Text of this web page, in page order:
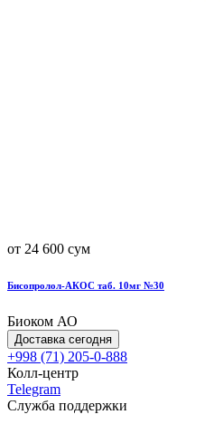
от 24 600 сум
Бисопролол-АКОС таб. 10мг №30
Биоком АО
Доставка сегодня
+998 (71) 205-0-888
Колл-центр
Telegram
Служба поддержки